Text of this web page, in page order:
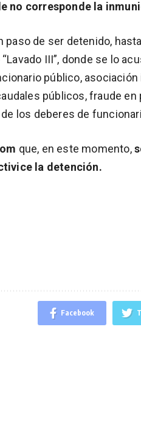
no corresponde la
paso de ser detenido,
III”, donde se lo
público, asociación
públicos, fraude en
los deberes de
que, en este momento,
la detención.
Facebook